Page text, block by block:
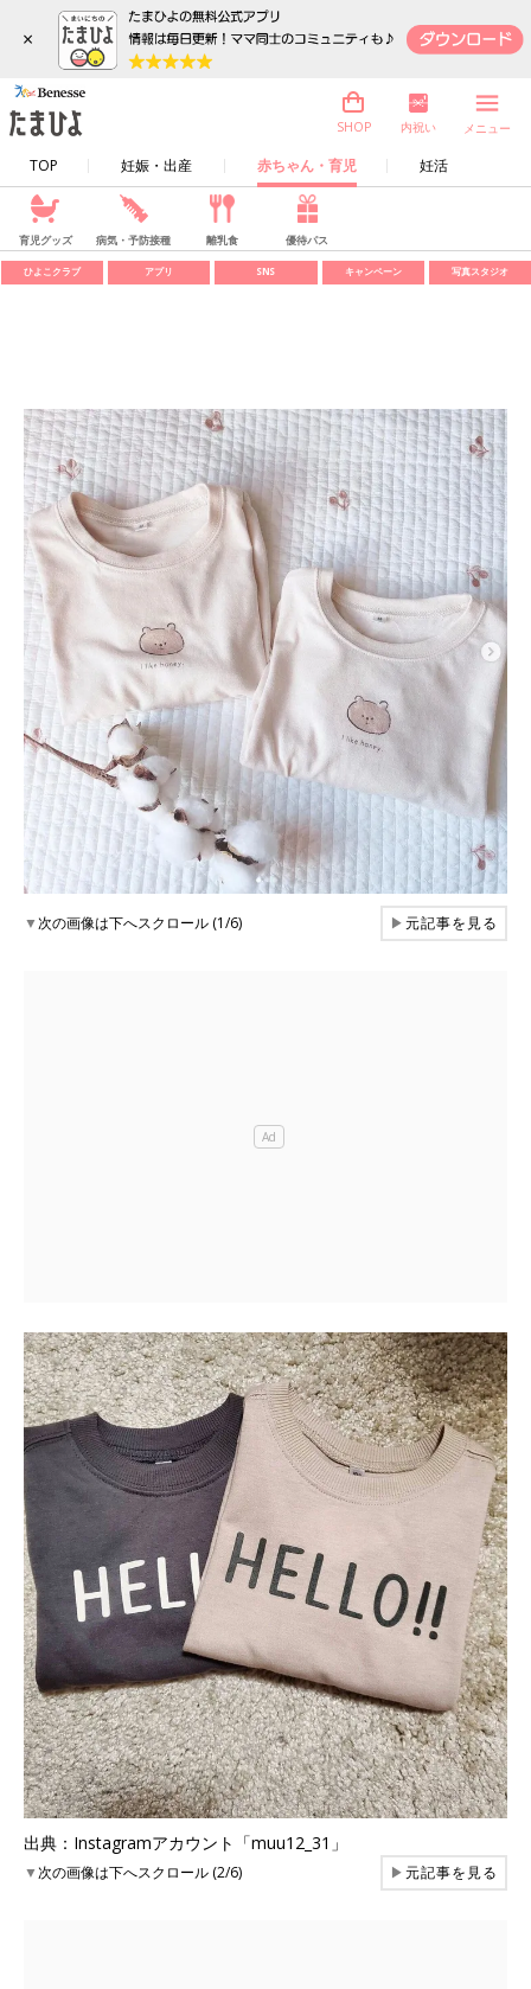
×
TOP 妊娠・出産 赤ちゃん・育児 妊活
SHOP 内祝い メニュー
育児グッズ 病気・予防接種 離乳食 優待パス
ひよこクラブ アプリ SNS キャンペーン 写真スタジオ
▼次の画像は下へスクロール (1/6) ▶元記事を見る
出典：Instagramアカウント「muu12_31」
▼次の画像は下へスクロール (2/6) ▶元記事を見る